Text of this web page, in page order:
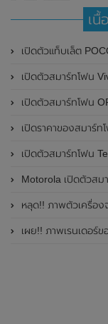
เนื้
เปิดตัวแท็บเล็ต POCO Pad (5G) อย่างเป็นทา
เปิดตัวสมาร์ทโฟน Vivo Y03t ในประเทศฟิลิปปินส์อย่างเป็
เปิดตัวสมาร์ทโฟน OPPO A3 Pro
เปิดราคาของสมาร์ทโฟน
เปิดตัวสมาร์ทโฟน Tecno Spark Go 1 อย่า
Motorola เปิดตัวสมาร์
หลุด!! ภาพตัวเครื่องจริงของสมาร์
เผย!! ภาพเรนเดอร์ของสมาร์ทโฟน